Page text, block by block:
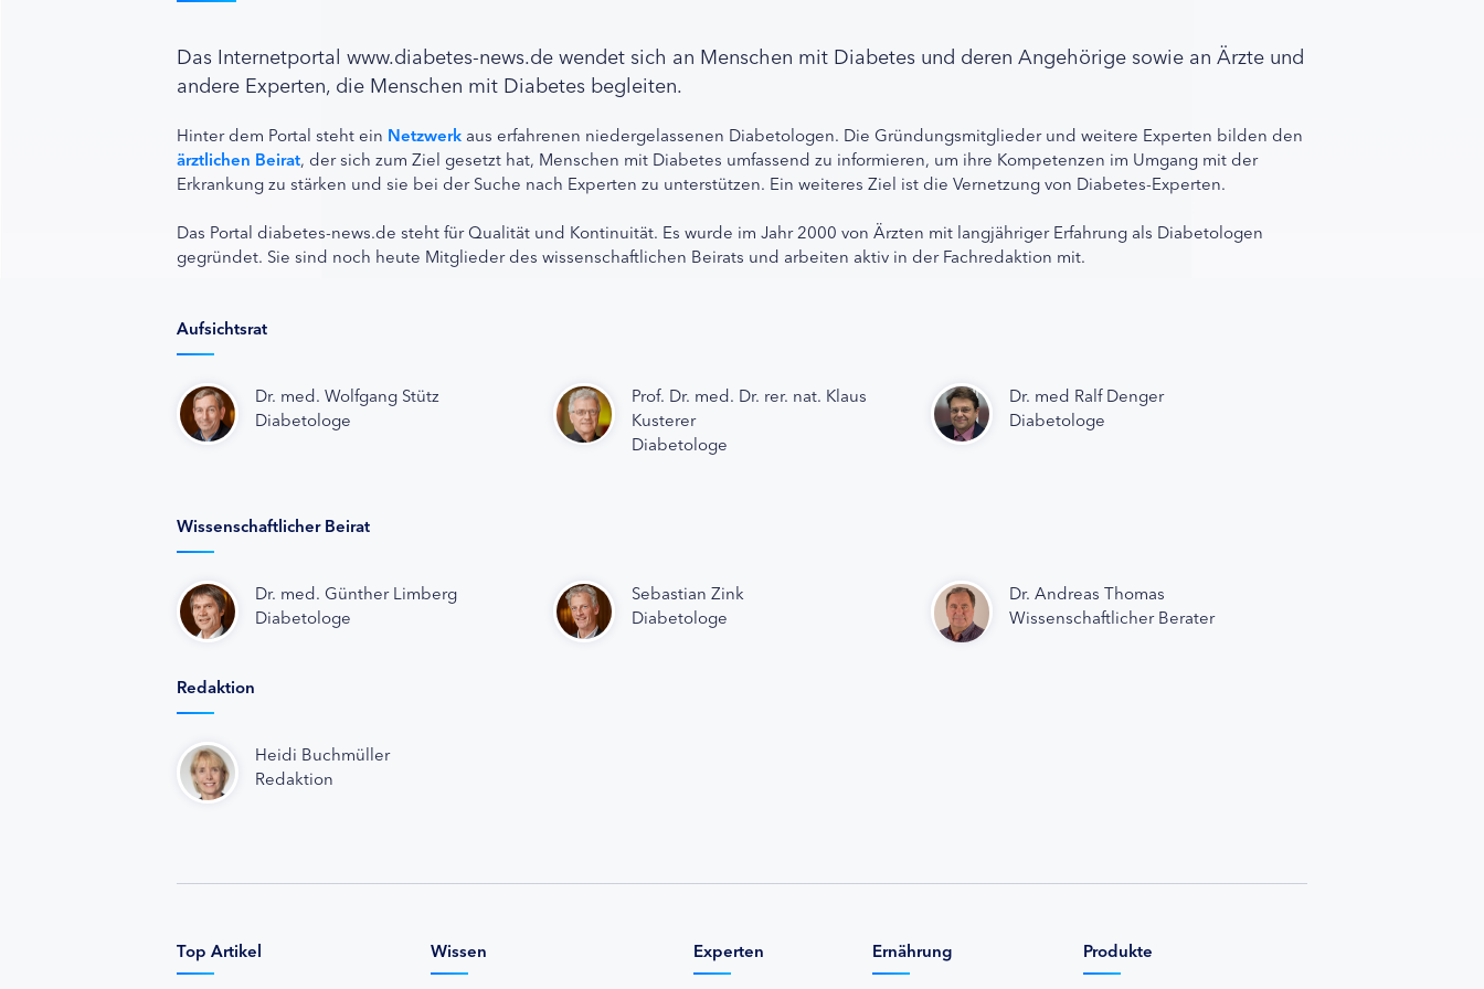
Das Internetportal www.diabetes-news.de wendet sich an Menschen mit Diabetes und deren Angehörige sowie an Ärzte und
andere Experten, die Menschen mit Diabetes begleiten.
Hinter dem Portal steht ein Netzwerk aus erfahrenen niedergelassenen Diabetologen. Die Gründungsmitglieder und weitere Experten bilden den
ärztlichen Beirat, der sich zum Ziel gesetzt hat, Menschen mit Diabetes umfassend zu informieren, um ihre Kompetenzen im Umgang mit der
Erkrankung zu stärken und sie bei der Suche nach Experten zu unterstützen. Ein weiteres Ziel ist die Vernetzung von Diabetes-Experten.
Das Portal diabetes-news.de steht für Qualität und Kontinuität. Es wurde im Jahr 2000 von Ärzten mit langjähriger Erfahrung als Diabetologen
gegründet. Sie sind noch heute Mitglieder des wissenschaftlichen Beirats und arbeiten aktiv in der Fachredaktion mit.
Aufsichtsrat
Dr. med. Wolfgang Stütz
Diabetologe
Prof. Dr. med. Dr. rer. nat. Klaus
Kusterer
Diabetologe
Dr. med Ralf Denger
Diabetologe
Wissenschaftlicher Beirat
Dr. med. Günther Limberg
Diabetologe
Sebastian Zink
Diabetologe
Dr. Andreas Thomas
Wissenschaftlicher Berater
Redaktion
Heidi Buchmüller
Redaktion
Top Artikel Wissen Experten Ernährung Produkte